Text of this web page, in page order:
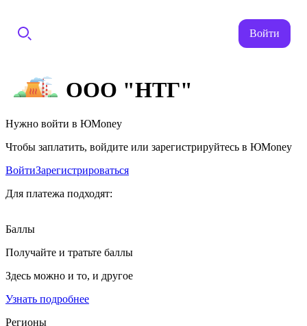
Войти
ООО "НТГ"
Нужно войти в ЮMoney
Чтобы заплатить, войдите или зарегистрируйтесь в ЮMoney
ВойтиЗарегистрироваться
Для платежа подходят:
Баллы
Получайте и тратьте баллы
Здесь можно и то, и другое
Узнать подробнее
Регионы